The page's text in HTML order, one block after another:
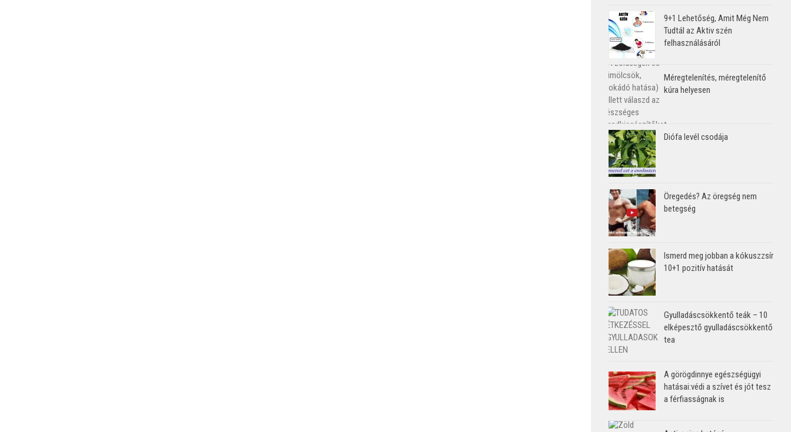
9+1 Lehetőség, Amit Még Nem
Tudtál az Aktiv szén
felhasználásáról
Méregtelenítés, méregtelenítő
kúra helyesen
Diófa levél csodája
Öregedés? Az öregség nem
betegség
Ismerd meg jobban a kókuszzsír
10+1 pozitív hatását
Gyulladáscsökkentő teák – 10
elképesztő gyulladáscsökkentő
tea
A görögdinnye egészségügyi
hatásai:védi a szívet és jót tesz
a férfiasságnak is